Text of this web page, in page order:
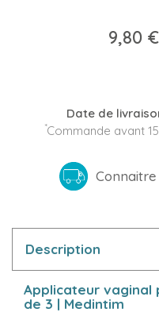
9,80 €
Date de
*Commande avant
Description
Applicateur vaginal
de 3 | Medintim